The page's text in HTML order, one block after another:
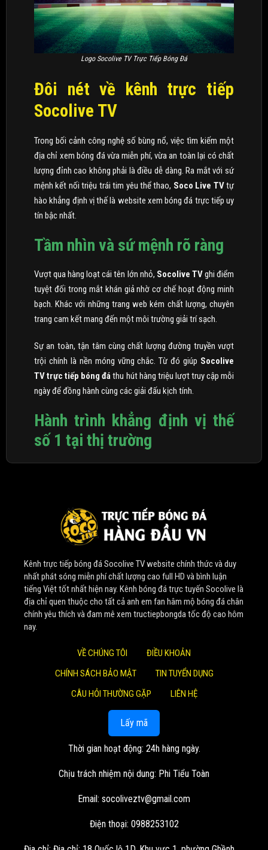
Logo Socolive TV Trực Tiếp Bóng Đá
Đôi nét về kênh trực tiếp
Socolive TV
Trong bối cảnh công nghệ số bùng nổ, việc tìm kiếm một
địa chỉ xem bóng đá vừa miễn phí, vừa an toàn lại có chất
lượng đỉnh cao không phải là điều dễ dàng. Ra mắt với sứ
mệnh kết nối triệu trái tim yêu thể thao, Soco Live TVtự
hào khẳng định vị thế là website xem bóng đá trực tiếp uy
tín bậc nhất.
Tầm nhìn và sứ mệnh rõ ràng
Vượt qua hàng loạt cái tên lớn nhỏ, Socolive TVghi điểm
tuyệt đối trong mắt khán giả nhờ cơ chế hoạt động minh
bạch. Khác với những trang web kém chất lượng, chuyên
trang cam kết mang đến một môi trường giải trí sạch.
Sự an toàn, tận tâm cùng chất lượng đường truyền vượt
trội chính là nền móng vững chắc. Từ đó giúp Socolive
TV trực tiếp bóng đáthu hút hàng triệu lượt truy cập mỗi
ngày để đồng hành cùng các giải đấu kịch tính.
Hành trình khẳng định vị thế
số 1 tại thị trường
cầu giáo. Đây được xem như một thành tựu khởi đầu rực
rỡ, tạo đà cho sự bứt phá mạnh mẽ về sau.
nhuệ, website không ngừng nâng cấp, phát triển lớn mạnh.
Một cột mốc đáng nhớ là vào đầu năm 2022,Soco Live
thành công thương vụ thu mua 4 nền tảng phát trực tiếp
bóng đá. Bước đi chiến lược này đã giúp mở rộng quy mô,
khẳng định vị thế số 1 trong lòng khán giả.
Giá trị cốt lõi mang lại cho
cộng đồng người xem
, mọi hoạt động đều xoay quanh những
giá trị cốt lõi lâu dài, nhằm đem lại lợi ích cao nhất cho
Trải nghiệm đỉnh cao và hoàn toàn miễn phí: Mục tiêu
lớn nhất củaSocolive TV là cung cấp các trận đấu
trực tiếp với chất lượng hình ảnh sắc nét, âm thanh
đều được cung cấp hoàn toàn miễn phí.
Kênh trực tiếp bóng đá Socolive TV website chính thức và duy
nhất phát sóng miễn phí chất lượng cao full HD và bình luận
tiếng Việt tốt nhất hiện nay. Kênh bóng đá trực tuyến Socolive là
địa chỉ quen thuộc cho tất cả anh em fan hâm mộ bóng đá chân
chính yêu thích và đam mê xem tructiepbongda tốc độ cao hôm
nay.
VỀ CHÚNG TÔI
ĐIỀU KHOẢN
CHÍNH SÁCH BẢO MẬT
TIN TUYỂN DỤNG
CÂU HỎI THƯỜNG GẶP
LIÊN HỆ
Lấy mã
Thời gian hoạt động: 24h hàng ngày.
Chịu trách nhiệm nội dung: Phi Tiểu Toàn
Email: socoliveztv@gmail.com
Điện thoại: 0988253102